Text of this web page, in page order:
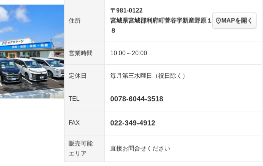
装備略号／用語解説
－ エアロ
－ パワーシート 3列シート － ベンチシート
－ チップアップシート
－ ウォークスルー
－ シートエアコン 全周囲カメラ －
－ エアサスペンション
住所
〒981-0122
宮城県宮城郡利府町菅谷字新産野原１
８
MAPを開く
営業時間 10:00～20:00
定休日 毎月第三水曜日（祝日除く）
TEL 0078-6044-3518
FAX 022-349-4912
販売可能
エリア
直接お問合せください